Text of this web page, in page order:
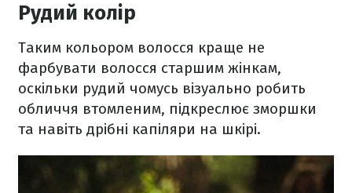
Рудий колір
Таким кольором волосся краще не
фарбувати волосся старшим жінкам,
оскільки рудий чомусь візуально робить
обличчя втомленим, підкреслює зморшки
та навіть дрібні капіляри на шкірі.